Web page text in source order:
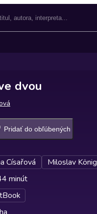
dvou
Pridať do obľúbených
Císařová
Miloslav König
minút